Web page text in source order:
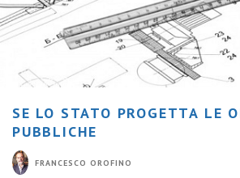
SE LO STATO PROGETTA LE
PUBBLICHE
FRANCESCO OROFINO